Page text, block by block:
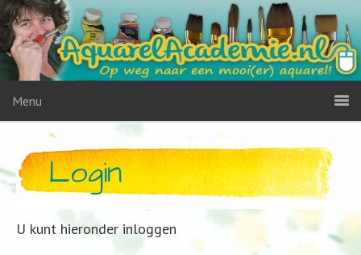
Menu
Login
U kunt hieronder inloggen